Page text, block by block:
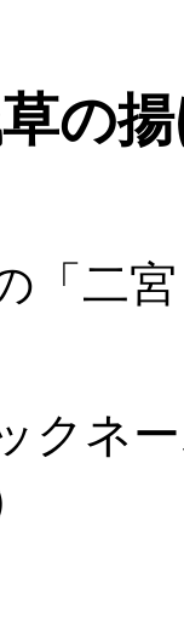
草の
「二
クネ